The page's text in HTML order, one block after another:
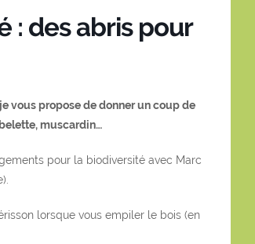
: des abris pour
vous propose de donner un coup de
muscardin…
pour la biodiversité avec Marc
lorsque vous empiler le bois (en